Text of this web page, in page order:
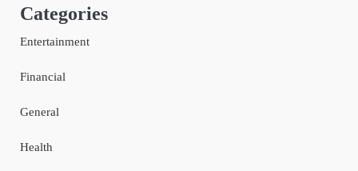
Categories
Entertainment
Financial
General
Health